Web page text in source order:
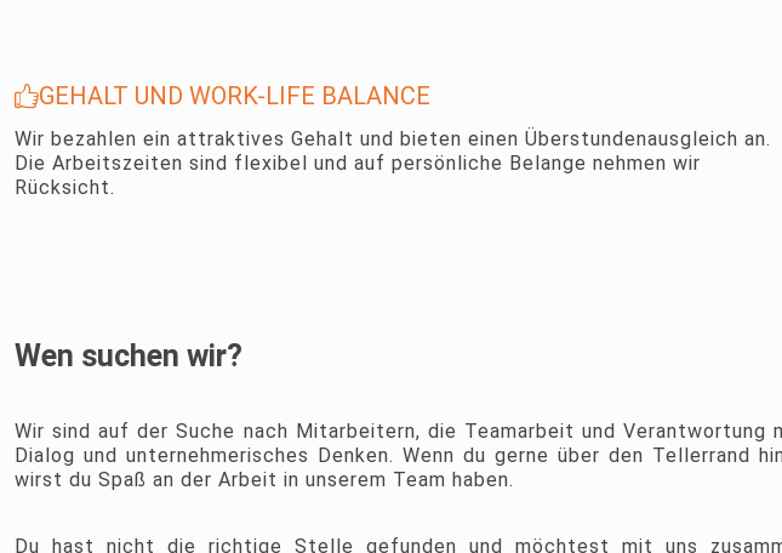
GEHALT UND WORK-LIFE BALANCE
Wir bezahlen ein attraktives Gehalt und bieten einen Überstundenausgleich an.
Die Arbeitszeiten sind flexibel und auf persönliche Belange nehmen wir
Rücksicht.
Wen suchen wir?
Wir sind auf der Suche nach Mitarbeitern, die Teamarbeit und
Dialog und unternehmerisches Denken. Wenn du gerne über den
wirst du Spaß an der Arbeit in unserem Team haben.
Du hast nicht die richtige Stelle gefunden und möchtest mit uns